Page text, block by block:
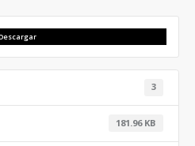
3
181.96 KB